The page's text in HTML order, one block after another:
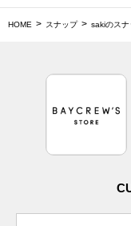
HOME スナップ sakiのス